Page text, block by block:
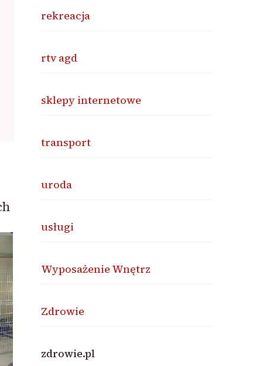
rekreacja
rtv agd
sklepy internetowe
transport
uroda
usługi
Wyposażenie Wnętrz
Zdrowie
zdrowie.pl